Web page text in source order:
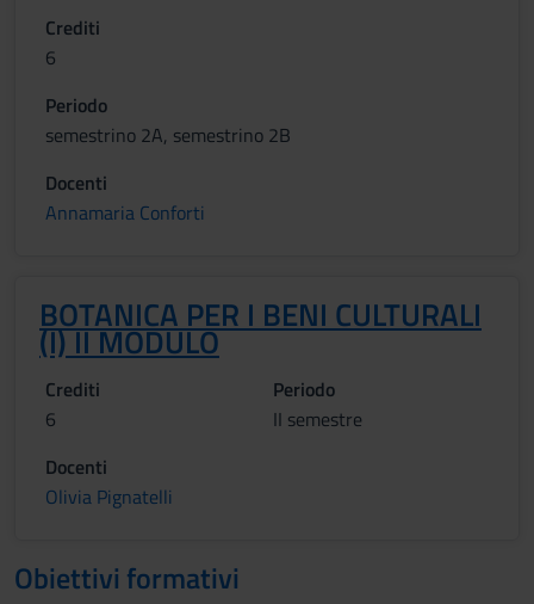
Crediti
6
Periodo
semestrino 2A, semestrino 2B
Docenti
Annamaria Conforti
BOTANICA PER I BENI CULTURALI
(I) II MODULO
Crediti
6
Periodo
II semestre
Docenti
Olivia Pignatelli
Obiettivi formativi